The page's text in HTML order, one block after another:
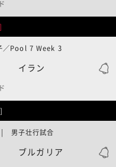
イラン
Pool 7 Week 3
ブルガリア
男子壮行試合